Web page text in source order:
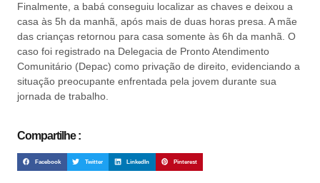
Finalmente, a babá conseguiu localizar as chaves e deixou a
casa às 5h da manhã, após mais de duas horas presa. A mãe
das crianças retornou para casa somente às 6h da manhã. O
caso foi registrado na Delegacia de Pronto Atendimento
Comunitário (Depac) como privação de direito, evidenciando a
situação preocupante enfrentada pela jovem durante sua
jornada de trabalho.
Compartilhe :
Facebook Twitter LinkedIn Pinterest